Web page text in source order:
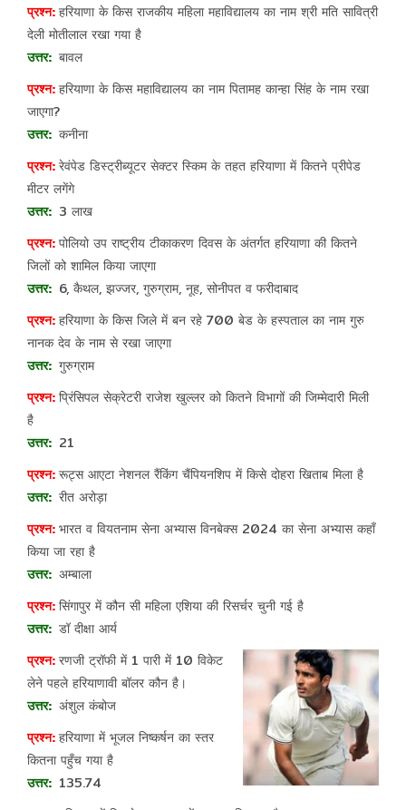
हरियाणा के किस राजकीय महिला महाविद्यालय का नाम श्री मति सावित्री
देली मोतीलाल रखा गया है
बावल
हरियाणा के किस महाविद्यालय का नाम पितामह कान्हा सिंह के नाम रखा
जाएगा?
कनीना
रेवंपेड डिस्ट्रीब्यूटर सेक्टर स्किम के तहत हरियाणा में कितने प्रीपेड
मीटर लगेंगे
3 लाख
पोलियो उप राष्ट्रीय टीकाकरण दिवस के अंतर्गत हरियाणा की कितने
जिलों को शामिल किया जाएगा
6, कैथल, झज्जर, गुरुग्राम, नूह, सोनीपत व फरीदाबाद
हरियाणा के किस जिले में बन रहे 700 बेड के हस्पताल का नाम गुरु
नानक देव के नाम से रखा जाएगा
गुरुग्राम
प्रिंसिपल सेक्रेटरी राजेश खुल्लर को कितने विभागों की जिम्मेदारी मिली
है
21
रूट्स आएटा नेशनल रैंकिंग चैंपियनशिप में किसे दोहरा खिताब मिला है
रीत अरोड़ा
भारत व वियतनाम सेना अभ्यास विनबेक्स 2024 का सेना अभ्यास कहाँ
किया जा रहा है
अम्बाला
सिंगापुर में कौन सी महिला एशिया की रिसर्चर चुनी गई है
डॉ दीक्षा आर्य
रणजी ट्रॉफी में 1 पारी में 10 विकेट
लेने पहले हरियाणावी बॉलर कौन है।
अंशुल कंबोज
हरियाणा में भूजल निष्कर्षन का स्तर
कितना पहुँच गया है
135.74